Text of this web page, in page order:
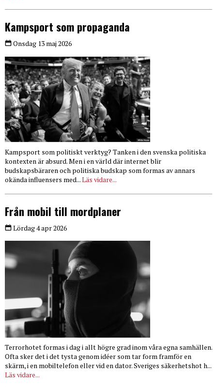
Kampsport som propaganda
Onsdag 13 maj 2026
Kampsport som politiskt verktyg? Tanken i den svenska politiska
kontexten är absurd. Men i en värld där internet blir
budskapsbäraren och politiska budskap som formas av annars
okända influensers med...Läs vidare...
Från mobil till mordplaner
Lördag 4 apr 2026
Terrorhotet formas i dag i allt högre grad inom våra egna samhällen.
Ofta sker det i det tysta genom idéer som tar form framför en
skärm, i en mobiltelefon eller vid en dator. Sveriges säkerhetshot h...
Läs vidare...